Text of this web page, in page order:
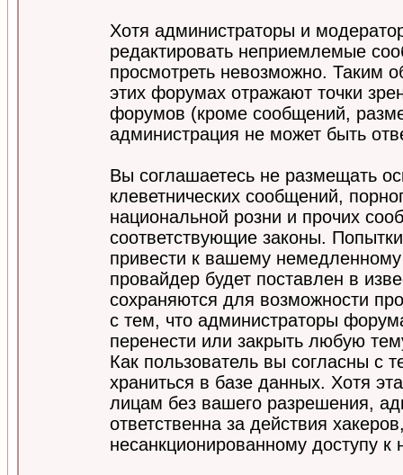
Хотя администраторы и
редактировать неприемлемые
просмотреть невозможно. Таким
этих форумах отражают точки
форумов (кроме сообщений,
администрация не может быть
Вы соглашаетесь не размещать
клеветнических сообщений,
национальной розни и прочих
соответствующие законы.
привести к вашему
провайдер будет поставлен в
сохраняются для возможности
с тем, что администраторы
перенести или закрыть любую
Как пользователь вы согласны с
храниться в базе данных. Хотя
лицам без вашего разрешения,
ответственна за действия
несанкционированному доступу к